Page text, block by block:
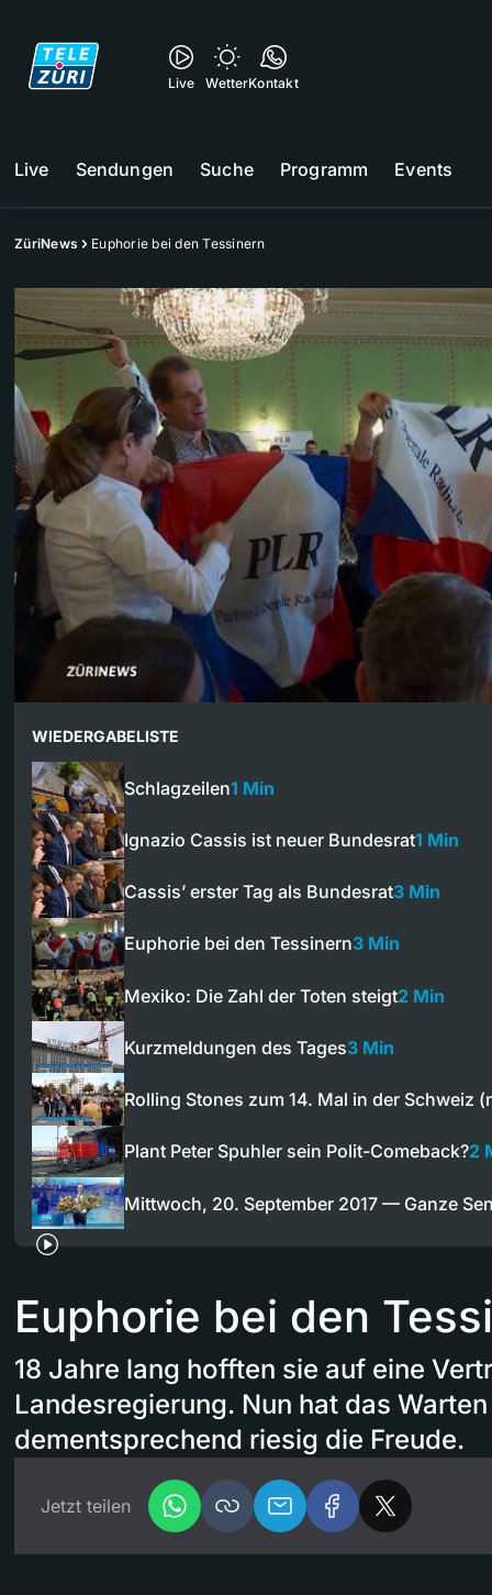
Live WetterKontakt
Live Sendungen Suche Programm Events
ZüriNews Euphorie bei den Tessinern
WIEDERGABELISTE
Schlagzeilen1 Min
Ignazio Cassis ist neuer Bundesrat1 Min
Cassis’ erster Tag als Bundesrat3 Min
Euphorie bei den Tessinern3 Min
Mexiko: Die Zahl der Toten steigt2 Min
Kurzmeldungen des Tages3 Min
Rolling Stones zum 14. Mal in der Schweiz
Plant Peter Spuhler sein Polit-Comeback?2
Mittwoch, 20. September 2017 — Ganze
Euphorie bei den
18 Jahre lang hofften sie auf eine
Landesregierung. Nun hat das
dementsprechend riesig die Freude.
Jetzt teilen